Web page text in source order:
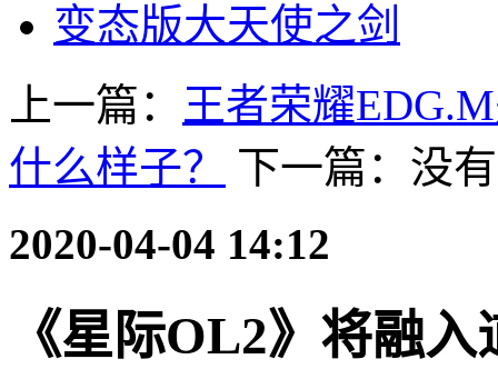
变态版大天使之剑
上一篇： 王者荣耀
什么样子？
下一篇：没
2020-04-04 14:12
《星际OL2》将融